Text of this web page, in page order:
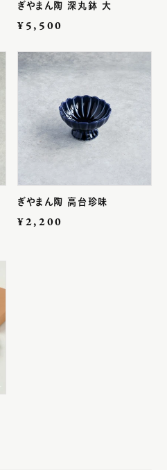
ぎやまん陶 深丸鉢 大
通
価
格
¥5,500
ぎやまん陶 高台珍味
通
¥2,200